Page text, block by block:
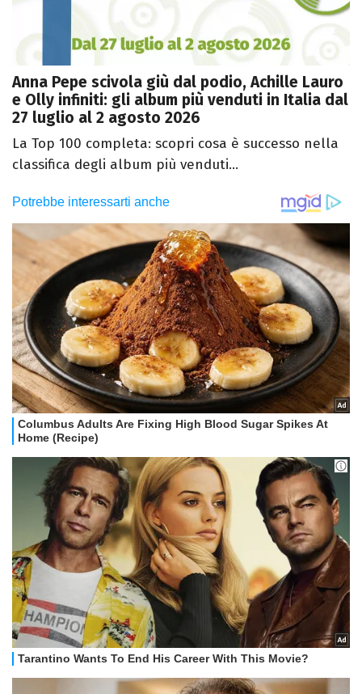
Anna Pepe scivola giù dal podio, Achille Lauro
e Olly infiniti: gli album più venduti in Italia dal
27 luglio al 2 agosto 2026
La Top 100 completa: scopri cosa è successo nella
classifica degli album più venduti...